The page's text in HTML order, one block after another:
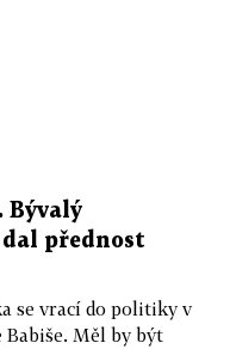
Bývalý
přednost
se vrací do politiky v
Babiše. Měl by být